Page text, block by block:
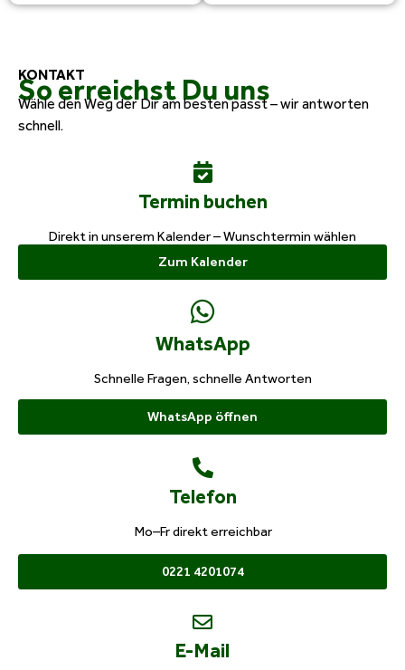
KONTAKT
So erreichst Du uns
Wähle den Weg der Dir am besten passt – wir antworten
schnell.
Termin buchen
Direkt in unserem Kalender – Wunschtermin wählen
Zum Kalender
WhatsApp
Schnelle Fragen, schnelle Antworten
WhatsApp öffnen
Telefon
Mo–Fr direkt erreichbar
0221 4201074
E-Mail